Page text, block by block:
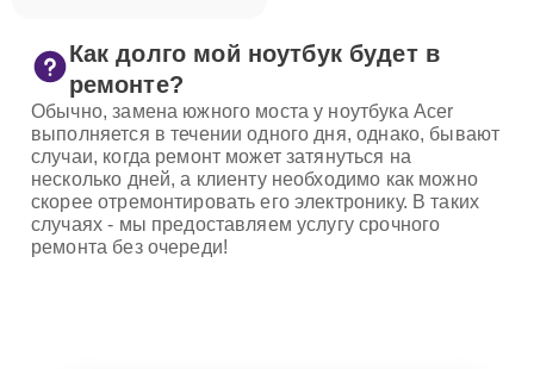
Как долго мой ноутбук будет в
ремонте?
Обычно, замена южного моста у ноутбука Acer
выполняется в течении одного дня, однако, бывают
случаи, когда ремонт может затянуться на
несколько дней, а клиенту необходимо как можно
скорее отремонтировать его электронику. В таких
случаях - мы предоставляем услугу срочного
ремонта без очереди!